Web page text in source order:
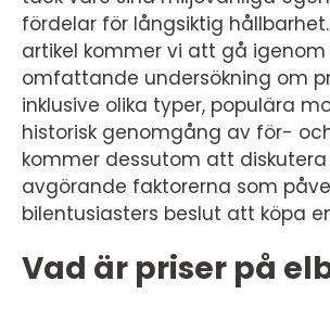
fördelar för långsiktig
artikel kommer vi att gå igenom
omfattande undersökning om
inklusive olika typer, populära
historisk genomgång av för-
kommer dessutom att
avgörande faktorerna som
bilentusiasters beslut att köpa
Vad är priser på